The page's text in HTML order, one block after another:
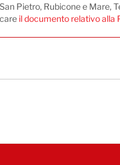
Pietro, Rubicone e Mare,
il documento relativo alla